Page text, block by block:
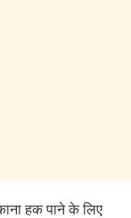
हक पाने के लिए